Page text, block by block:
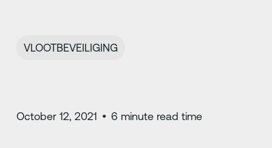
VLOOTBEVEILIGING
October 12, 2021 • 6 minute read time